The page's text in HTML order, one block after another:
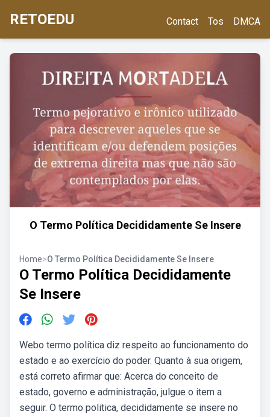
RETOEDU Contact Tos DMCA
O Termo Política Decididamente Se Insere
Home>O Termo Política Decididamente Se Insere
O Termo Política Decididamente
Se Insere
Webo termo política diz respeito ao funcionamento do
estado e ao exercício do poder. Quanto à sua origem,
está correto afirmar que: Acerca do conceito de
estado, governo e administração, julgue o item a
seguir. O termo politica, decididamente se insere no